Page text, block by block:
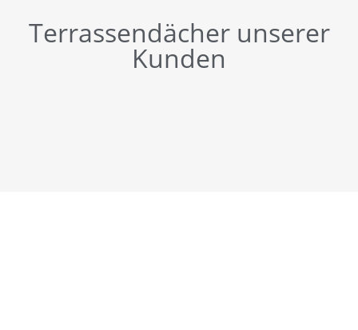
Terrassendächer unserer
Kunden